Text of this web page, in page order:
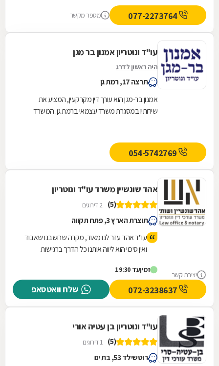
077-2273764 מספר מקשר
עו"ד ונוטריון אמנון בר מגן
היה ראשון לדרג
תרצה 17, רמת גן
אמנון בר-מגן הוא עורך דין מקרקעין, המציע את
שירותיו במסגרת משרד עצמאי ברמת גן. המשרד
יצירת קשר
אהד שונשיין משרד עו"ד ונוטריון
(5) 2 דירוגים
תוצרת הארץ 3, פתח תקווה
עו"ד אהד עזר לנו מאוד, מקרה שחשבנו שאבוד
ואין סיכוי הוא ליווה אותנו כל הדרך ברגישות
אלוף!!
זמיןעד 19:30
שלח וואטסאפ
עו"ד ונוטריון בן עטיה אורי
(5) 1 דירוגים
רוטשילד 53, בת ים